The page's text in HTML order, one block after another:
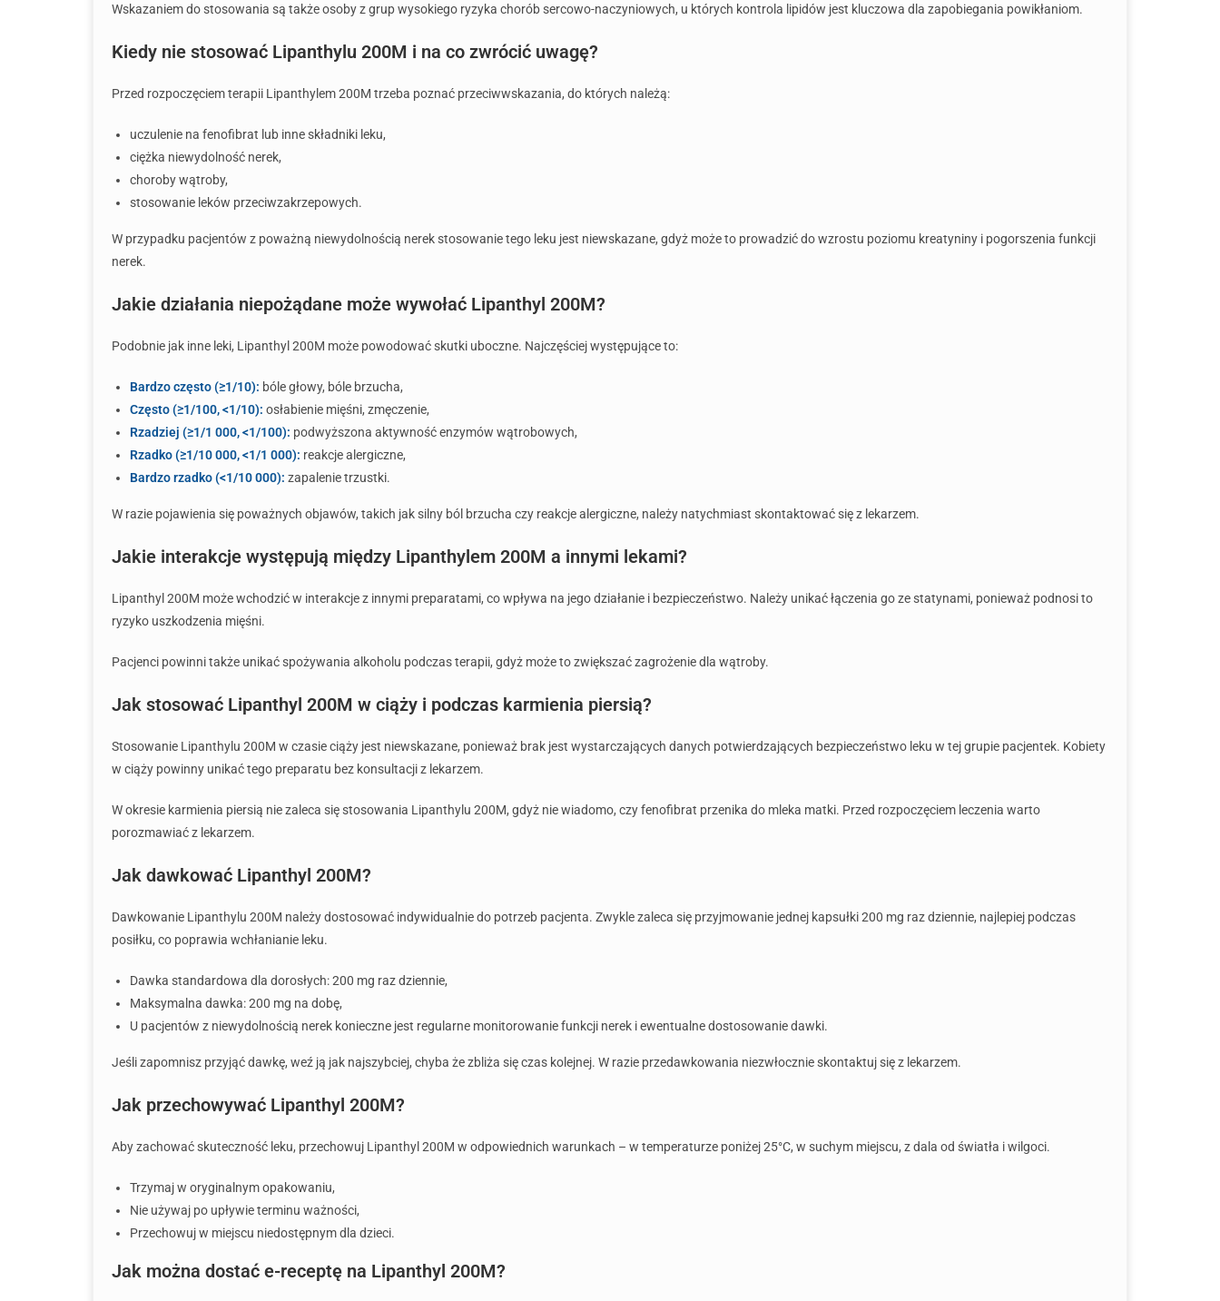
Wskazaniem do stosowania są także osoby z grup wysokiego ryzyka chorób sercowo-naczyniowych, u których kontrola lipidów jest kluczowa dla zapobiegania powikłaniom.
Kiedy nie stosować Lipanthylu 200M i na co zwrócić uwagę?
Przed rozpoczęciem terapii Lipanthylem 200M trzeba poznać przeciwwskazania, do których należą:
uczulenie na fenofibrat lub inne składniki leku,
ciężka niewydolność nerek,
choroby wątroby,
stosowanie leków przeciwzakrzepowych.
W przypadku pacjentów z poważną niewydolnością nerek stosowanie tego leku jest niewskazane, gdyż może to prowadzić do wzrostu poziomu kreatyniny i pogorszenia funkcji
nerek.
Jakie działania niepożądane może wywołać Lipanthyl 200M?
Podobnie jak inne leki, Lipanthyl 200M może powodować skutki uboczne. Najczęściej występujące to:
Bardzo często (≥1/10): bóle głowy, bóle brzucha,
Często (≥1/100, <1/10): osłabienie mięśni, zmęczenie,
Rzadziej (≥1/1 000, <1/100): podwyższona aktywność enzymów wątrobowych,
Rzadko (≥1/10 000, <1/1 000): reakcje alergiczne,
Bardzo rzadko (<1/10 000): zapalenie trzustki.
W razie pojawienia się poważnych objawów, takich jak silny ból brzucha czy reakcje alergiczne, należy natychmiast skontaktować się z lekarzem.
Jakie interakcje występują między Lipanthylem 200M a innymi lekami?
Lipanthyl 200M może wchodzić w interakcje z innymi preparatami, co wpływa na jego działanie i bezpieczeństwo. Należy unikać łączenia go ze statynami, ponieważ podnosi to
ryzyko uszkodzenia mięśni.
Pacjenci powinni także unikać spożywania alkoholu podczas terapii, gdyż może to zwiększać zagrożenie dla wątroby.
Jak stosować Lipanthyl 200M w ciąży i podczas karmienia piersią?
Stosowanie Lipanthylu 200M w czasie ciąży jest niewskazane, ponieważ brak jest wystarczających danych potwierdzających bezpieczeństwo leku w tej grupie pacjentek. Kobiety
w ciąży powinny unikać tego preparatu bez konsultacji z lekarzem.
W okresie karmienia piersią nie zaleca się stosowania Lipanthylu 200M, gdyż nie wiadomo, czy fenofibrat przenika do mleka matki. Przed rozpoczęciem leczenia warto
porozmawiać z lekarzem.
Jak dawkować Lipanthyl 200M?
Dawkowanie Lipanthylu 200M należy dostosować indywidualnie do potrzeb pacjenta. Zwykle zaleca się przyjmowanie jednej kapsułki 200 mg raz dziennie, najlepiej podczas
posiłku, co poprawia wchłanianie leku.
Dawka standardowa dla dorosłych: 200 mg raz dziennie,
Maksymalna dawka: 200 mg na dobę,
U pacjentów z niewydolnością nerek konieczne jest regularne monitorowanie funkcji nerek i ewentualne dostosowanie dawki.
Jeśli zapomnisz przyjąć dawkę, weź ją jak najszybciej, chyba że zbliża się czas kolejnej. W razie przedawkowania niezwłocznie skontaktuj się z lekarzem.
Jak przechowywać Lipanthyl 200M?
Aby zachować skuteczność leku, przechowuj Lipanthyl 200M w odpowiednich warunkach – w temperaturze poniżej 25°C, w suchym miejscu, z dala od światła i wilgoci.
Trzymaj w oryginalnym opakowaniu,
Nie używaj po upływie terminu ważności,
Przechowuj w miejscu niedostępnym dla dzieci.
Jak można dostać e-receptę na Lipanthyl 200M?